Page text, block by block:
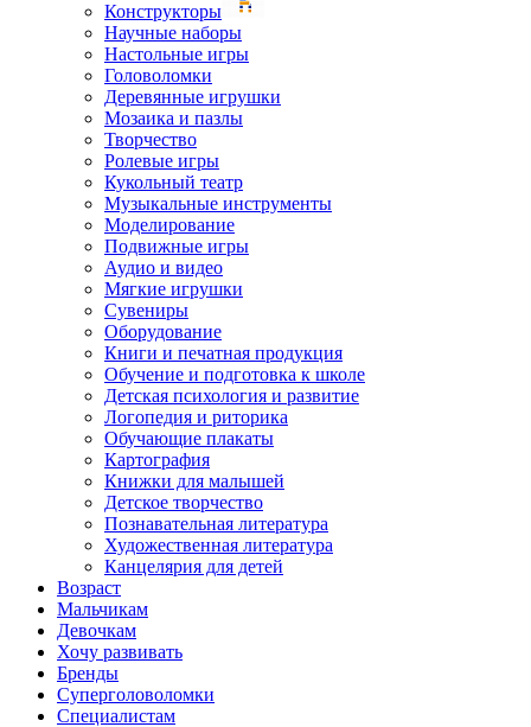
Конструкторы
Научные наборы
Настольные игры
Головоломки
Деревянные игрушки
Мозаика и пазлы
Творчество
Ролевые игры
Кукольный театр
Музыкальные инструменты
Моделирование
Подвижные игры
Аудио и видео
Мягкие игрушки
Сувениры
Оборудование
Книги и печатная продукция
Обучение и подготовка к школе
Детская психология и развитие
Логопедия и риторика
Обучающие плакаты
Картография
Книжки для малышей
Детское творчество
Познавательная литература
Художественная литература
Канцелярия для детей
Возраст
Мальчикам
Девочкам
Хочу развивать
Бренды
Суперголоволомки
Специалистам